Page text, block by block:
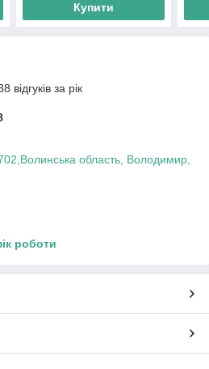
Купити
відгуків за рік
область, Володимир,
роботи